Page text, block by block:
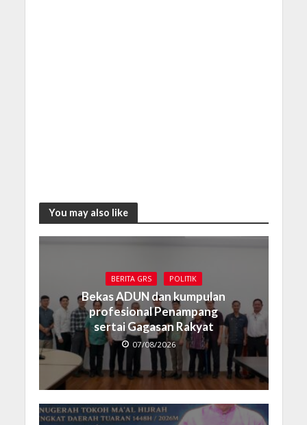
You may also like
BERITA GRS POLITIK
Bekas ADUN dan kumpulan
profesional Penampang
sertai Gagasan Rakyat
07/08/2026